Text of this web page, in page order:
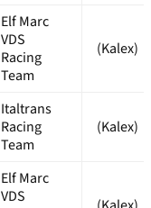
Elf Marc
VDS
Racing
Team
(Kalex)
Italtrans
Racing
Team
(Kalex)
Elf Marc
VDS